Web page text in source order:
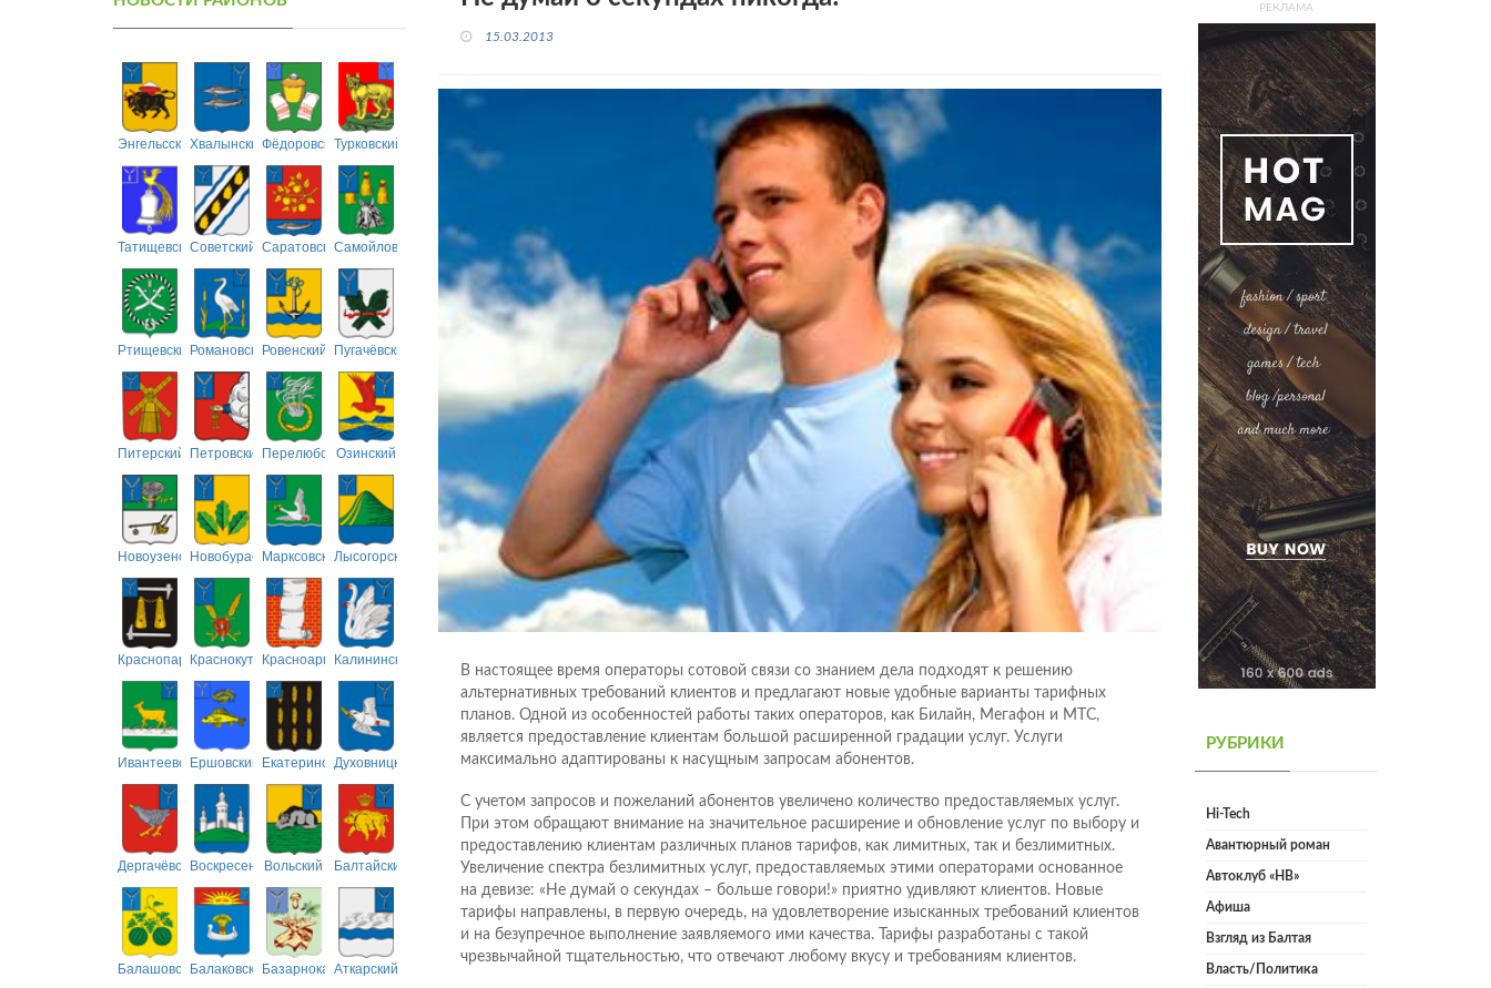
ЭнгельсскийХвалынскийФёдоровскийТурковский
ТатищевскийСоветский СаратовскийСамойловский
РтищевскийРомановскийРовенский Пугачёвский
Питерский ПетровскийПерелюбскийОзинский
НовоузенскийНовобурасскийМарксовскийЛысогорский
Краснопартизанский
КраснокутскийКрасноармейский
Калининский
ИвантеевскийЕршовский ЕкатериновскийДуховницкий
ДергачёвскийВоскресенскийВольский Балтайский
БалашовскийБалаковскийБазарнокарабулакский
Аткарский
15.03.2013
В настоящее время операторы сотовой связи со знанием дела подходят к решению
альтернативных требований клиентов и предлагают новые удобные варианты тарифных
планов. Одной из особенностей работы таких операторов, как Билайн, Мегафон и МТС,
является предоставление клиентам большой расширенной градации услуг. Услуги
максимально адаптированы к насущным запросам абонентов.
С учетом запросов и пожеланий абонентов увеличено количество предоставляемых услуг.
При этом обращают внимание на значительное расширение и обновление услуг по выбору и
предоставлению клиентам различных планов тарифов, как лимитных, так и безлимитных.
Увеличение спектра безлимитных услуг, предоставляемых этими операторами основанное
на девизе: «Не думай о секундах – больше говори!» приятно удивляют клиентов. Новые
тарифы направлены, в первую очередь, на удовлетворение изысканных требований клиентов
и на безупречное выполнение заявляемого ими качества. Тарифы разработаны с такой
чрезвычайной тщательностью, что отвечают любому вкусу и требованиям клиентов.
РЕКЛАМА
РУБРИКИ
Hi-Tech
Авантюрный роман
Автоклуб «НВ»
Афиша
Взгляд из Балтая
Власть/Политика